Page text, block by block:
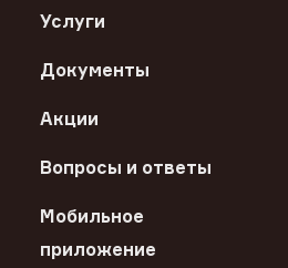
Услуги
Документы
Акции
Вопросы и ответы
Мобильное
приложение